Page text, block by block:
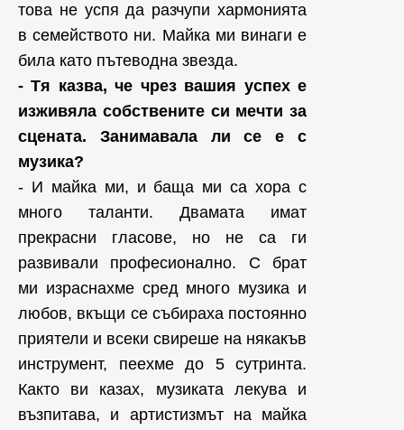
това не успя да разчупи хармонията
в семейството ни. Майка ми винаги е
била като пътеводна звезда.
- Тя казва, че чрез вашия успех е
изживяла собствените си мечти за
сцената. Занимавала ли се е с
музика?
- И майка ми, и баща ми са хора с
много таланти. Двамата имат
прекрасни гласове, но не са ги
развивали професионално. С брат
ми израснахме сред много музика и
любов, вкъщи се събираха постоянно
приятели и всеки свиреше на някакъв
инструмент, пеехме до 5 сутринта.
Както ви казах, музиката лекува и
възпитава, и артистизмът на майка